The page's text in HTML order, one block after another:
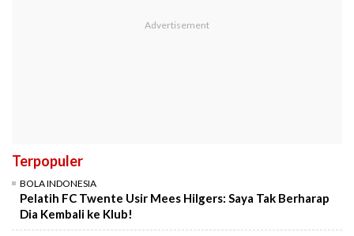
Terpopuler
BOLA INDONESIA
Pelatih FC Twente Usir Mees Hilgers: Saya Tak Berharap
Dia Kembali ke Klub!